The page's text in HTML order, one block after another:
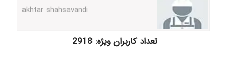
kimiya zirakpoor
تعداد کاربران ویژه: 2918